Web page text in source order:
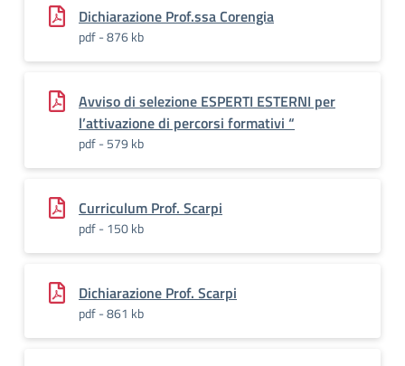
Dichiarazione Prof.ssa Corengia
pdf - 876 kb
Avviso di selezione ESPERTI ESTERNI per
l’attivazione di percorsi formativi “
pdf - 579 kb
Curriculum Prof. Scarpi
pdf - 150 kb
Dichiarazione Prof. Scarpi
pdf - 861 kb